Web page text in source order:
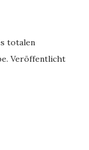
totalen
Veröffentlicht